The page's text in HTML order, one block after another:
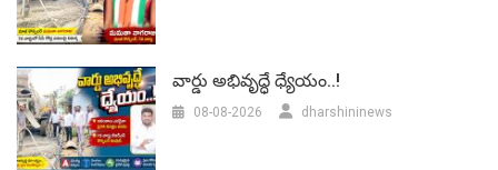
వార్డు అభివృద్ధే ధ్యేయం..!
08-08-2026 dharshininews